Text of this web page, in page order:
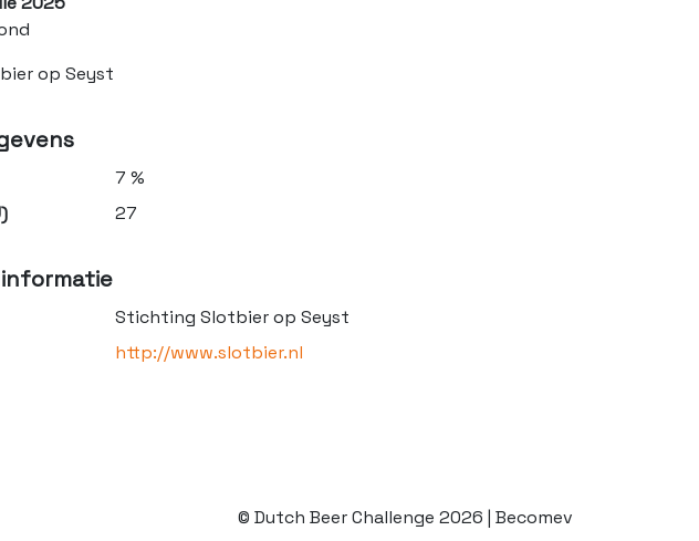
op Seyst
7 %
27
Stichting Slotbier op Seyst
http://www.slotbier.nl
© Dutch Beer Challenge 2026 | Becomev